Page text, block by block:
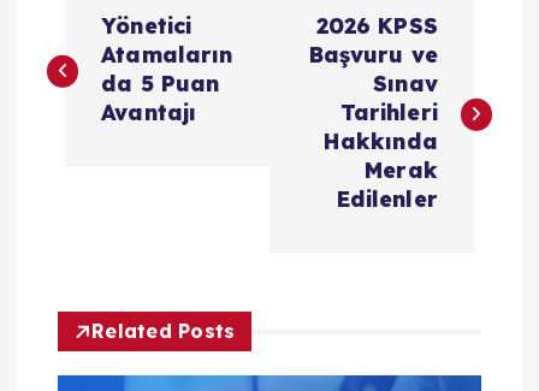
a
e
z
Yönetici
Atamaların
da 5 Puan
Avantajı
2026 KPSS
Başvuru ve
Sınav
Tarihleri
Hakkında
Merak
Edilenler
Related Posts